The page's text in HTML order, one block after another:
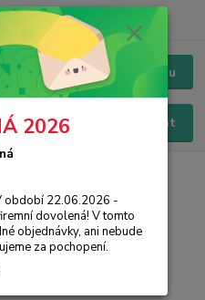
Menu
Hledat
2026
období 22.06.2026 -
dovolená! V tomto
objednávky, ani nebude
za pochopení.